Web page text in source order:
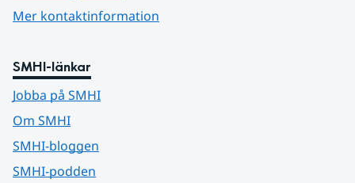
Mer kontaktinformation
SMHI-länkar
Jobba på SMHI
Om SMHI
SMHI-bloggen
SMHI-podden